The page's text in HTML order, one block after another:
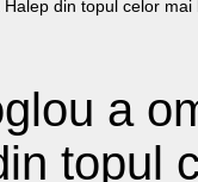
a
topul